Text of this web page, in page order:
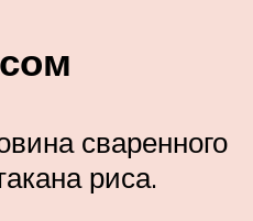
сваренного
риса.